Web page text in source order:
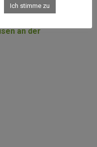
an der
Ich stimme zu